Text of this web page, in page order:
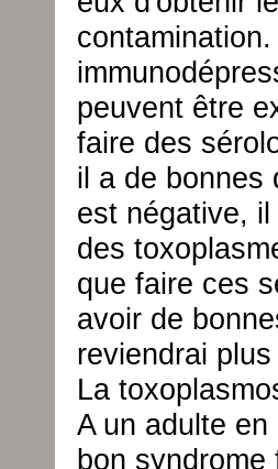
peuvent être
faire des
il a de bonnes
est négative,
des
que faire ces
avoir de
reviendrai
La
A un adulte
bon